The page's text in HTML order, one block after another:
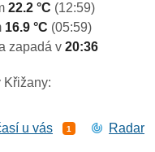
22.2 °C (12:59)
16.9 °C (05:59)
zapadá v20:36
Křižany:
u vás 1 Radar